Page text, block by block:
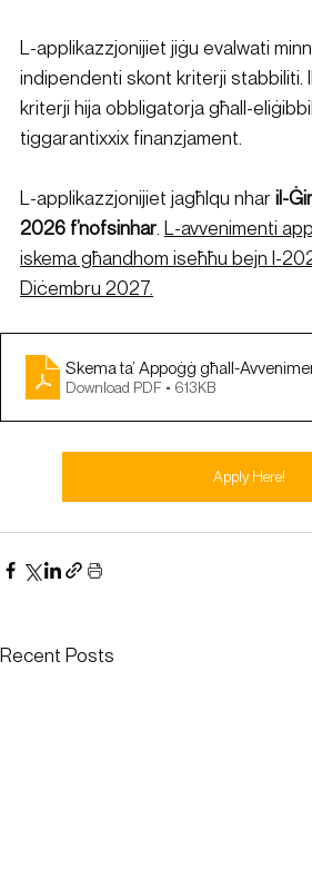
L-applikazzjonijiet jiġu evalwati
indipendenti skont kriterji stabbiliti.
kriterji hija obbligatorja għall-
tiggarantixxix finanzjament.
L-applikazzjonijiet jagħlqu nhar il-
2026 f’nofsinhar L-avvenimenti
iskema għandhom iseħħu bejn l-
Diċembru 2027.
Skema ta’ Appoġġ għall-
Download PDF • 613KB
Apply Here!
Recent Posts